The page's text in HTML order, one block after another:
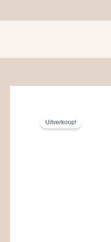
Uitverkoop!